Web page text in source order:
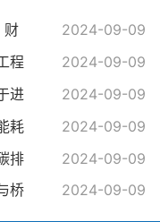
财
2024-09-09
程
2024-09-09
进
2024-09-09
耗
2024-09-09
排
2024-09-09
桥
2024-09-09